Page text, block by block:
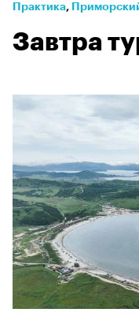
Практика⁠,
Завтра